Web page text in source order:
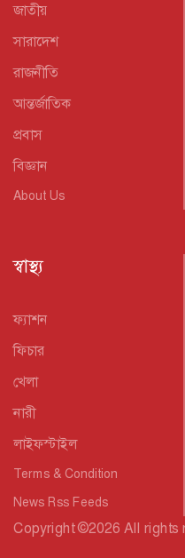
জাতীয়
সারাদেশ
রাজনীতি
আন্তর্জাতিক
প্রবাস
বিজ্ঞান
About Us
স্বাস্থ্য
ফ্যাশন
ফিচার
খেলা
নারী
লাইফস্টাইল
Terms & Condition
News Rss Feeds
Copyright©2026 All rights